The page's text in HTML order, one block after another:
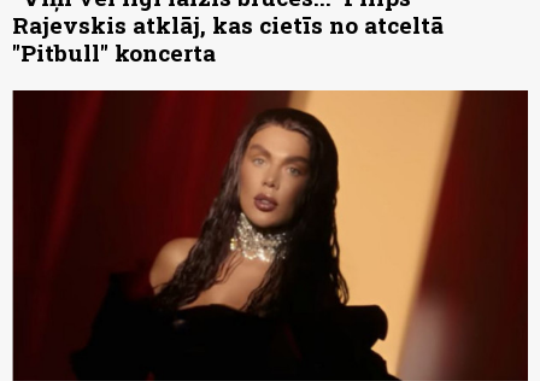
Rajevskis atklāj, kas cietīs no atceltā
"Pitbull" koncerta